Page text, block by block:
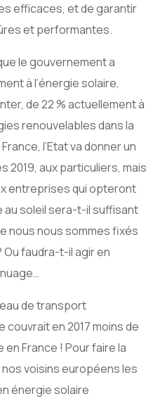
efficaces, et de garantir
et performantes.
le gouvernement a
à l’énergie solaire,
de 22 % actuellement à
renouvelables dans la
l’Etat va donner un
2019, aux particuliers, mais
entreprises qui opteront
au soleil sera-t-il suffisant
nous nous sommes fixés
faudra-t-il agir en
de transport
en 2017 moins de
en France ! Pour faire la
voisins européens les
énergie solaire